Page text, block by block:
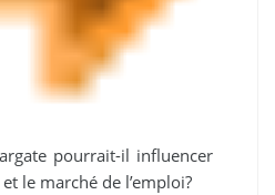
pourrait-il influencer
le marché de l’emploi?